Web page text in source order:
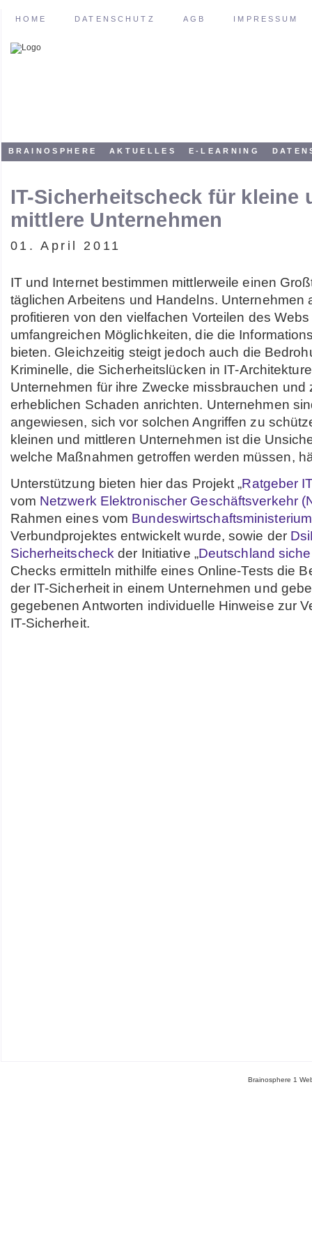
HOME DATENSCHUTZ AGB IMPRESSUM
BRAINOSPHERE AKTUELLES E-LEARNING
IT-Sicherheitscheck für kleine
mittlere Unternehmen
01. April 2011
IT und Internet bestimmen mittlerweile einen
täglichen Arbeitens und Handelns. Unternehmen
profitieren von den vielfachen Vorteilen des
umfangreichen Möglichkeiten, die die
bieten. Gleichzeitig steigt jedoch auch die
Kriminelle, die Sicherheitslücken in IT-
Unternehmen für ihre Zwecke missbrauchen und
erheblichen Schaden anrichten. Unternehmen
angewiesen, sich vor solchen Angriffen zu
kleinen und mittleren Unternehmen ist die
welche Maßnahmen getroffen werden müssen,
Unterstützung bieten hier das Projekt „Ratgeber
vom Netzwerk Elektronischer Geschäftsverkehr
Rahmen eines vom Bundeswirtschaftsministerium
Verbundprojektes entwickelt wurde, sowie der
Sicherheitscheck der Initiative „Deutschland
Checks ermitteln mithilfe eines Online-Tests die
der IT-Sicherheit in einem Unternehmen und
gegebenen Antworten individuelle Hinweise zur
IT-Sicherheit.
Brainosphere 1